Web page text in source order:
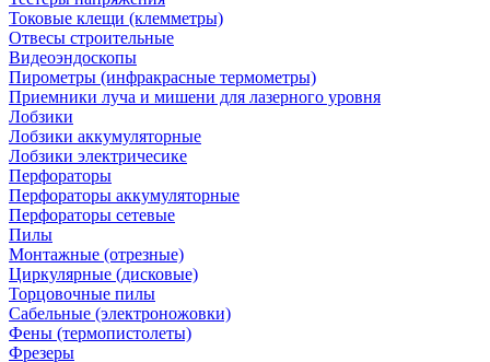
Токовые клещи (клемметры)
Отвесы строительные
Видеоэндоскопы
Пирометры (инфракрасные термометры)
Приемники луча и мишени для лазерного уровня
Лобзики
Лобзики аккумуляторные
Лобзики электричесике
Перфораторы
Перфораторы аккумуляторные
Перфораторы сетевые
Пилы
Монтажные (отрезные)
Циркулярные (дисковые)
Торцовочные пилы
Сабельные (электроножовки)
Фены (термопистолеты)
Фрезеры